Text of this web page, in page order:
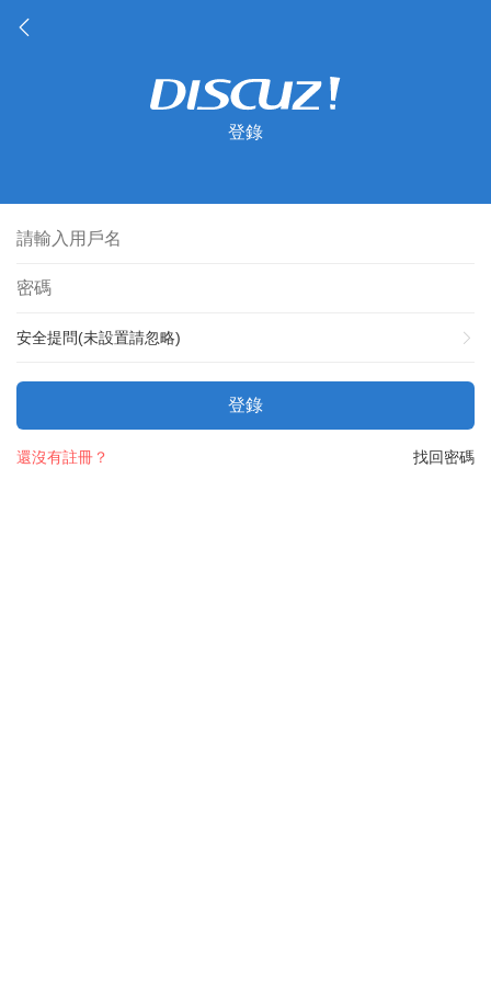
登錄
安全提問(未設置請忽略)
登錄
找回密碼
還沒有註冊？